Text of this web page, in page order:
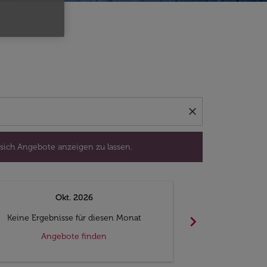
close
Angebote anzeigen zu lassen.
aus, um sich Angebote anzeigen zu lassen.
Okt. 2026
Keine Ergebnisse für diesen Monat
Angebote finden
chevron_right